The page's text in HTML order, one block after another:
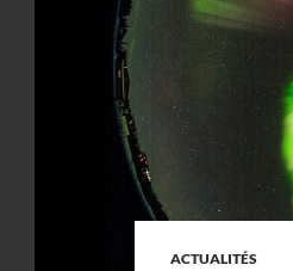
ACTUALITÉS